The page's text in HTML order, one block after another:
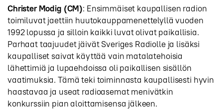
Christer Modig (CM): Ensimmäiset kaupallisen radion
toimiluvat jaettiin huutokauppamenettelyllä vuoden
1992 lopussa ja silloin kaikki luvat olivat paikallisia.
Parhaat taajuudet jäivät Sveriges Radiolle ja lisäksi
kaupalliset saivat käyttää vain matalatehoisia
lähettimiä ja lupaehdoissa oli paikallisen sisällön
vaatimuksia. Tämä teki toiminnasta kaupallisesti hyvin
haastavaa ja useat radioasemat menivätkin
konkurssiin pian aloittamisensa jälkeen.